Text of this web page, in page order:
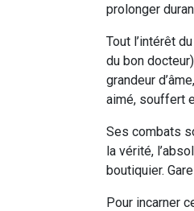
prolonger
Tout l’intérêt
du bon
grandeur
aimé, souffert
Ses combats
la vérité,
boutiquier.
Pour incarner